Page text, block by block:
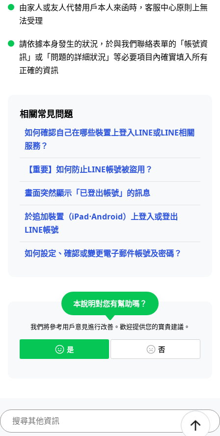
由家人或友人代替用戶本人來函時，客服中心原則上無
法受理
請依據本身發生的狀況，於與我們聯絡表單的「帳號資
訊」或「問題的詳細狀況」等必要項目內確實填入所有
正確的資訊
相關常見問題
如何確認自己在哪些裝置上登入LINE或LINE相關
服務？
【重要】如何防止LINE帳號被盜用？
畫面突然顯示「已登出帳號」的訊息
於追加裝置（iPad⋅Android）上登入或登出
LINE帳號
如何設定、確認或變更電子郵件帳號及密碼？
本說明對您有幫助嗎？
我們將參考用戶意見進行改善。歡迎提供您的寶貴建議。
是 否